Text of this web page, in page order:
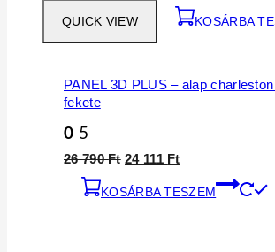
QUICK VIEW KOSÁRBA
PANEL 3D PLUS – alap
fekete
0 5
26 790Ft 24 111 Ft
KOSÁRBA TESZEM